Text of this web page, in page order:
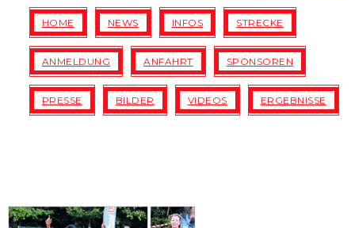
HOME NEWS INFOS STRECKE
ANMELDUNG ANFAHRT SPONSOREN
PRESSE BILDER VIDEOS ERGEBNISSE